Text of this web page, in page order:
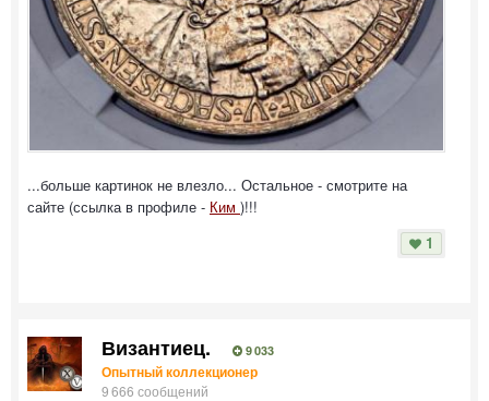
...больше картинок не влезло... Остальное - смотрите на
сайте (ссылка в профиле - Ким )!!!
1
Византиец. 9 033
Опытный коллекционер
9 666 сообщений